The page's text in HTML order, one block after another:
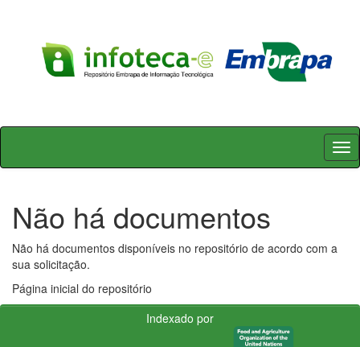
Skip
Não há documentos
Não há documentos disponíveis no repositório de acordo com a
sua solicitação.
Página inicial do repositório
Indexado por